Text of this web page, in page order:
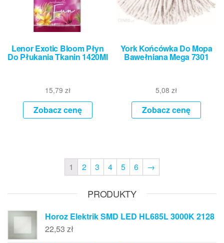
Lenor Exotic Bloom Płyn
Do Płukania Tkanin 1420Ml
15,79 zł
Zobacz cenę
York Końcówka Do Mopa
Bawełniana Mega 7301
5,08zł
Zobacz cenę
1 2 3 4 5 6 →
PRODUKTY
Horoz Elektrik SMD LED HL685L 3000K 2128
22,53 zł